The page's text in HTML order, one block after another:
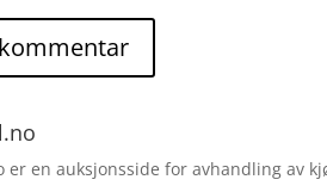
er en auksjonsside for avhandling av